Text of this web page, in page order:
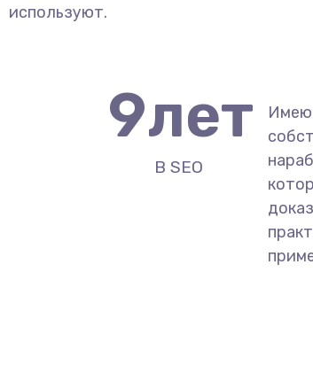
используют.
9лет
В SEO
Имею